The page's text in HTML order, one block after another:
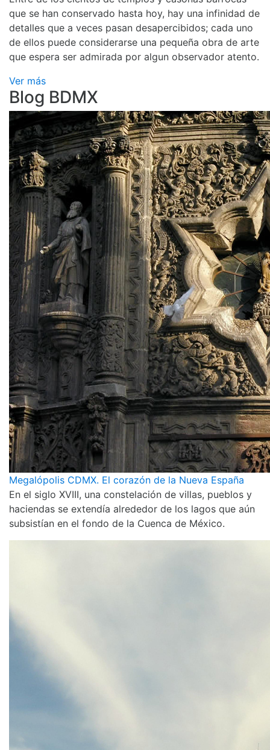
que se han conservado hasta hoy, hay una infinidad de
detalles que a veces pasan desapercibidos; cada uno
de ellos puede considerarse una pequeña obra de arte
que espera ser admirada por algun observador atento.
Ver más
Blog BDMX
Megalópolis CDMX. El corazón de la Nueva España
En el siglo XVIII, una constelación de villas, pueblos y
haciendas se extendía alrededor de los lagos que aún
subsistían en el fondo de la Cuenca de México.